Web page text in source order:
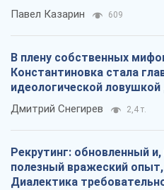
Павел Казарин 609
В плену собственных
Константиновка стала
идеологической ловушкой
российских оккупантов
Дмитрий Снегирев 2,4 т.
Рекрутинг: обновленный
полезный вражеский
Диалектика